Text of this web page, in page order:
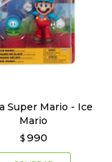
Super Mario - Ice
Mario
$ 990